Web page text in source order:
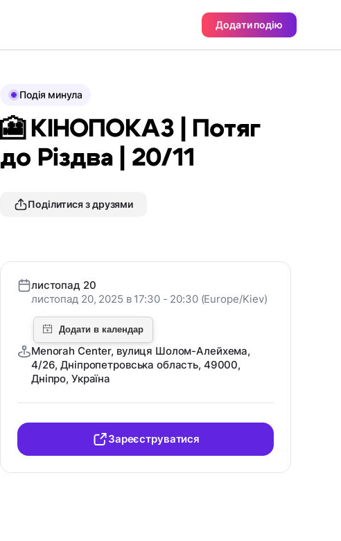
Додати подію
Подія минула
🎦 КІНОПОКАЗ | Потяг
до Різдва | 20/11
Поділитися з друзями
листопад 20
листопад 20, 2025 в 17:30 - 20:30 (Europe/Kiev)
Menorah Center, вулиця Шолом-Алейхема,
4/26, Дніпропетровська область, 49000,
Дніпро, Україна
Зареєструватися